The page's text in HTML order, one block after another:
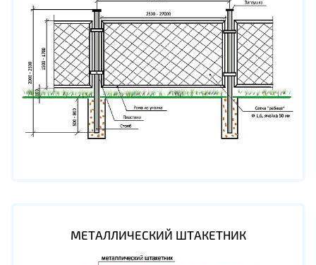
МЕТАЛЛИЧЕСКИЙ ШТАКЕТНИК